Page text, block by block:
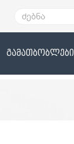
გამათბობლები